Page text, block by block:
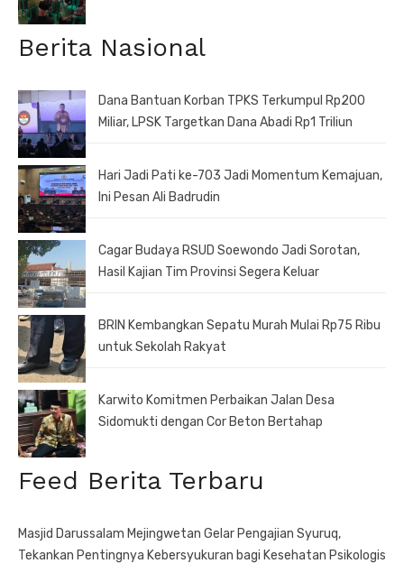
Berita Nasional
Dana Bantuan Korban TPKS Terkumpul Rp200
Miliar, LPSK Targetkan Dana Abadi Rp1 Triliun
Hari Jadi Pati ke-703 Jadi Momentum Kemajuan,
Ini Pesan Ali Badrudin
Cagar Budaya RSUD Soewondo Jadi Sorotan,
Hasil Kajian Tim Provinsi Segera Keluar
BRIN Kembangkan Sepatu Murah Mulai Rp75 Ribu
untuk Sekolah Rakyat
Karwito Komitmen Perbaikan Jalan Desa
Sidomukti dengan Cor Beton Bertahap
Feed Berita Terbaru
Masjid Darussalam Mejingwetan Gelar Pengajian Syuruq,
Tekankan Pentingnya Kebersyukuran bagi Kesehatan Psikologis